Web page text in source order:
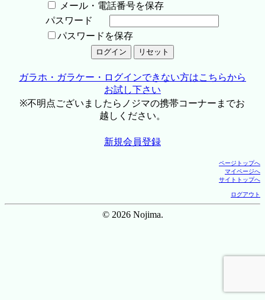
メール・電話番号を保存
パスワード
パスワードを保存
ガラホ・ガラケー・ログインできない方はこちらから
お試し下さい
※不明点ございましたらノジマの携帯コーナーまでお
越しください。
新規会員登録
ページトップへ
マイページへ
サイトトップへ
ログアウト
© 2026 Nojima.